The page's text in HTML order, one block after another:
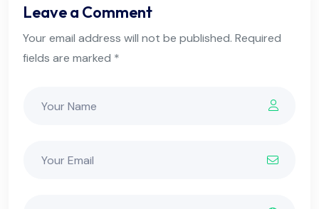
Leave a Comment
Your email address will not be published. Required
fields are marked *